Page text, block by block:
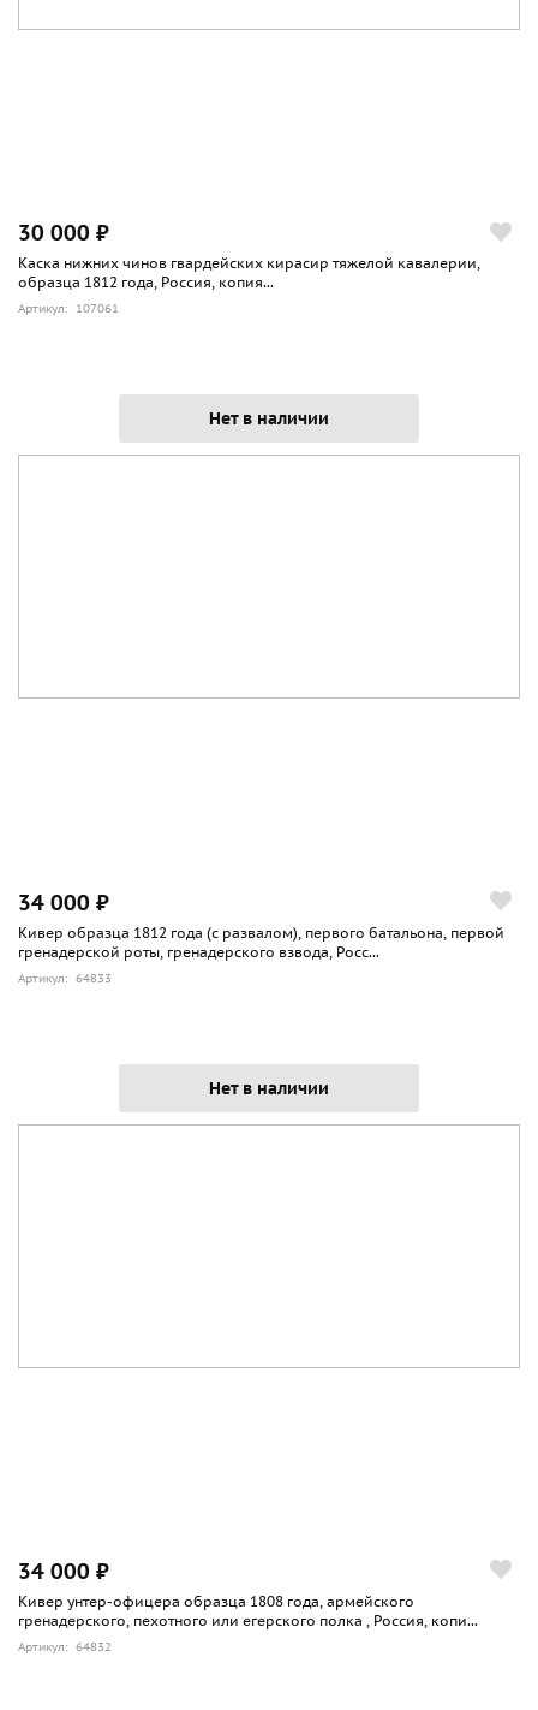
30 000 ₽
Каска нижних чинов гвардейских кирасир тяжелой кавалерии,
образца 1812 года, Россия, копия...
Артикул: 107061
Нет в наличии
34 000 ₽
Кивер образца 1812 года (с развалом), первого батальона, первой
гренадерской роты, гренадерского взвода, Росс...
Артикул: 64833
Нет в наличии
34 000 ₽
Кивер унтер-офицера образца 1808 года, армейского
гренадерского, пехотного или егерского полка , Россия, копи...
Артикул: 64832